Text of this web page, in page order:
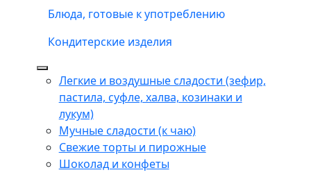
Блюда, готовые к употреблению
Кондитерские изделия
Легкие и воздушные сладости (зефир,
пастила, суфле, халва, козинаки и
лукум)
Мучные сладости (к чаю)
Свежие торты и пирожные
Шоколад и конфеты